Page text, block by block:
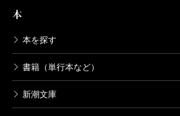
本
本を探す
書籍（単行本など）
新潮文庫